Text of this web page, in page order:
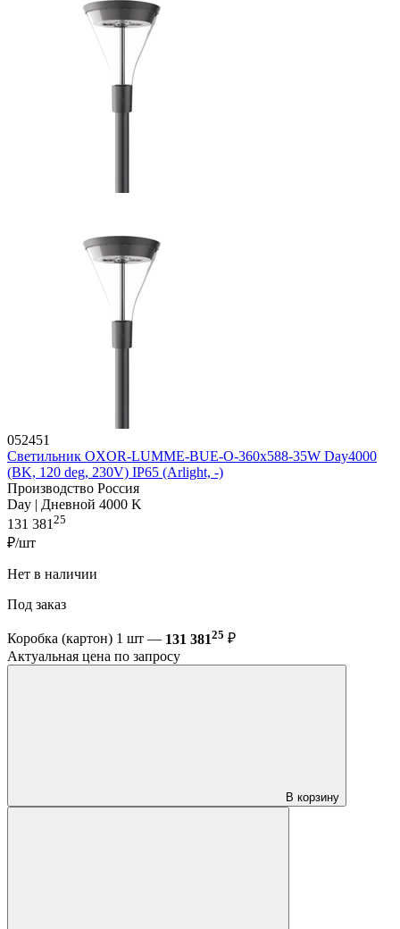
052451
Светильник OXOR-LUMME-BUE-O-360x588-35W Day4000
(BK, 120 deg, 230V) IP65 (Arlight, -)
Производство Россия
Day | Дневной 4000 K
131 38125
₽/шт
Нет в наличии
Под заказ
Коробка (картон) 1 шт — 131 38125 ₽
Актуальная цена по запросу
В корзину